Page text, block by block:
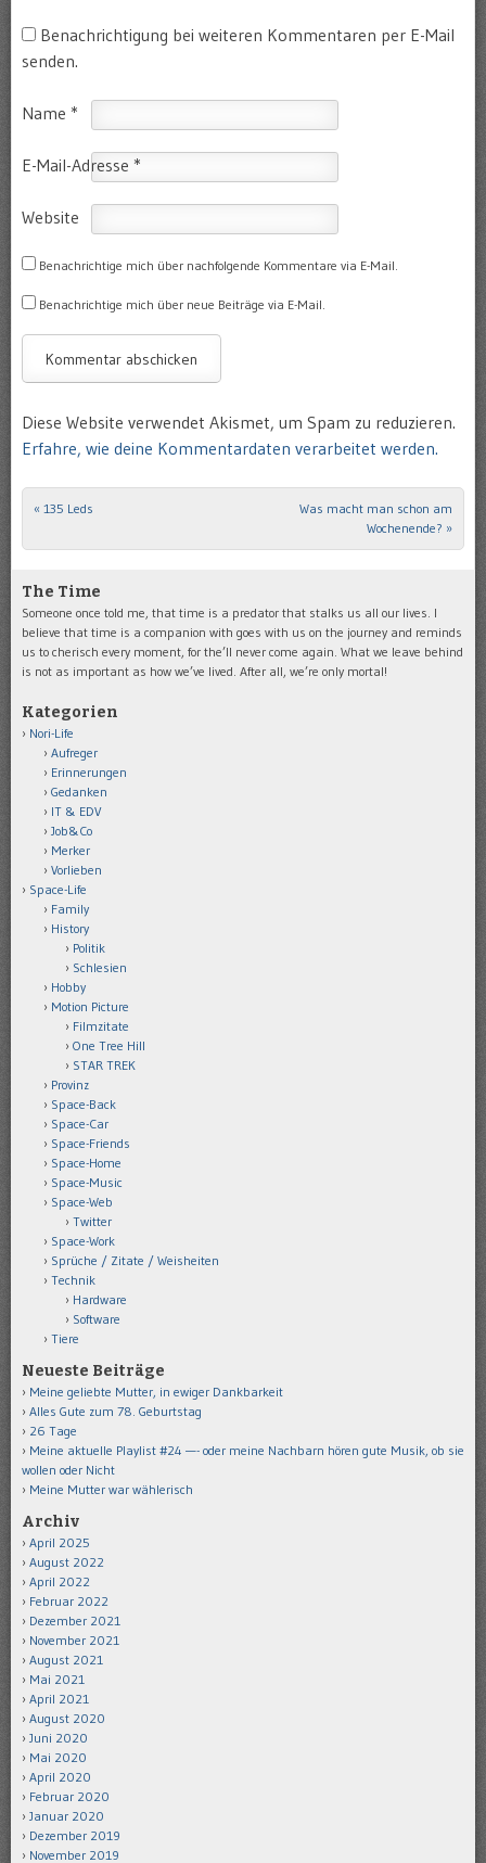
Benachrichtigung bei weiteren Kommentaren per E-Mail
senden.
Name *
E-Mail-Adresse *
Website
Benachrichtige mich über nachfolgende Kommentare via E-Mail.
Benachrichtige mich über neue Beiträge via E-Mail.
Diese Website verwendet Akismet, um Spam zu reduzieren.
Erfahre, wie deine Kommentardaten verarbeitet werden.
Post navigation
« 135 Leds
Was macht man schon am
Wochenende? »
The Time
Someone once told me, that time is a predator that stalks us all our lives. I
believe that time is a companion with goes with us on the journey and reminds
us to cherisch every moment, for the’ll never come again. What we leave behind
is not as important as how we’ve lived. After all, we’re only mortal!
Kategorien
Nori-Life
Aufreger
Erinnerungen
Gedanken
IT & EDV
Job&Co
Merker
Vorlieben
Space-Life
Family
History
Politik
Schlesien
Hobby
Motion Picture
Filmzitate
One Tree Hill
STAR TREK
Provinz
Space-Back
Space-Car
Space-Friends
Space-Home
Space-Music
Space-Web
Twitter
Space-Work
Sprüche / Zitate / Weisheiten
Technik
Hardware
Software
Tiere
Neueste Beiträge
Meine geliebte Mutter, in ewiger Dankbarkeit
Alles Gute zum 78. Geburtstag
26 Tage
Meine aktuelle Playlist #24 —- oder meine Nachbarn hören gute Musik, ob sie
wollen oder Nicht
Meine Mutter war wählerisch
Archiv
April 2025
August 2022
April 2022
Februar 2022
Dezember 2021
November 2021
August 2021
Mai 2021
April 2021
August 2020
Juni 2020
Mai 2020
April 2020
Februar 2020
Januar 2020
Dezember 2019
November 2019